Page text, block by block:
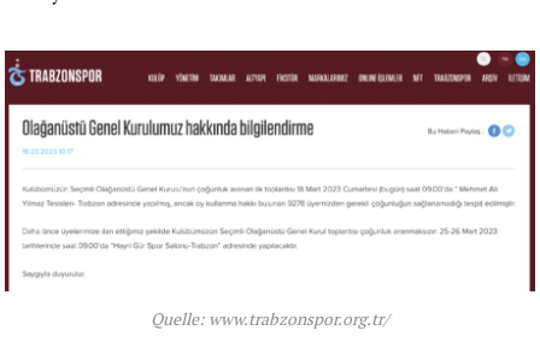
Quelle: www.trabzonspor.org.tr/